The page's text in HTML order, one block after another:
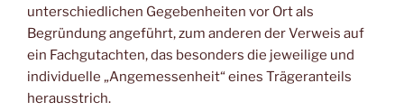
unterschiedlichen Gegebenheiten vor Ort als
Begründung angeführt, zum anderen der Verweis auf
ein Fachgutachten, das besonders die jeweilige und
individuelle „Angemessenheit“ eines Trägeranteils
herausstrich.